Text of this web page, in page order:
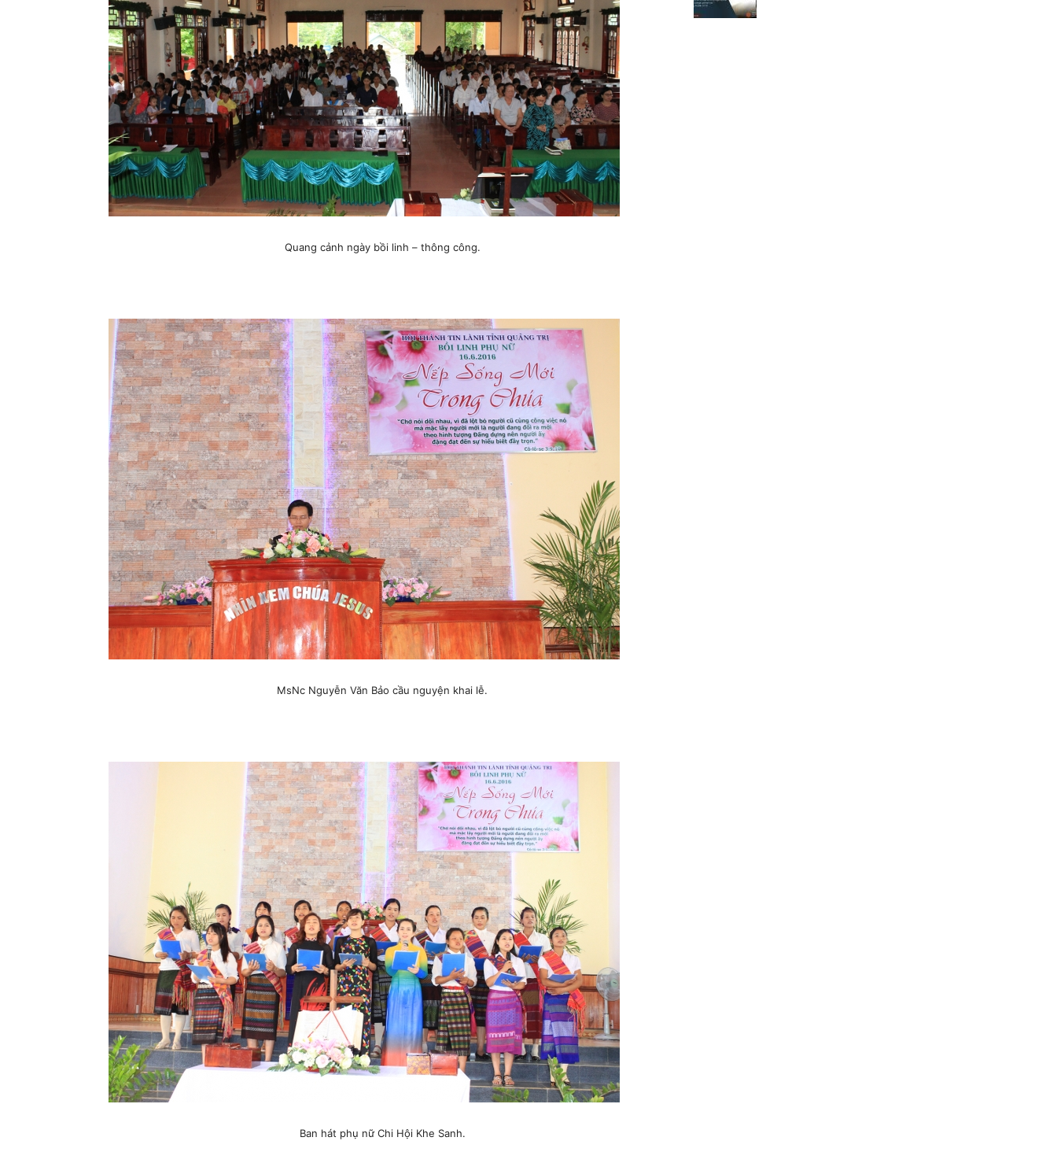
Quang cảnh ngày bồi linh – thông công.
MsNc Nguyễn Văn Bảo cầu nguyện khai lễ.
Ban hát phụ nữ Chi Hội Khe Sanh.